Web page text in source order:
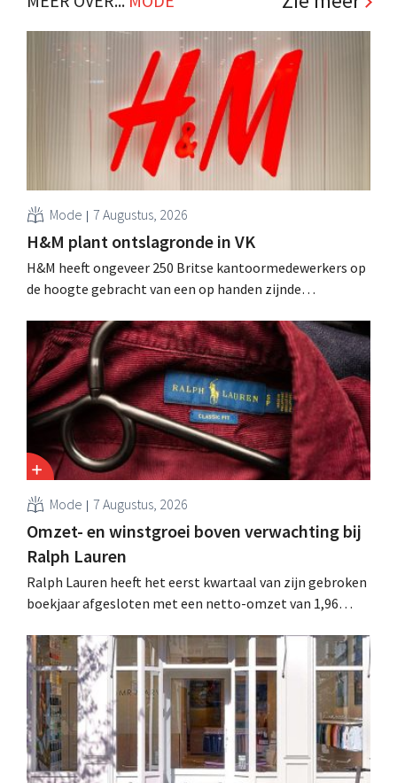
Mode 7 Augustus, 2026
H&M plant ontslagronde in VK
H&M heeft ongeveer 250 Britse kantoormedewerkers op
de hoogte gebracht van een op handen zijnde
sanering volgt op eerdere ingrepen in Nederland, België
en Spanje waarbij al honderden jobs verloren gingen.
Mode 7 Augustus, 2026
Omzet- en winstgroei boven verwachting bij
Ralph Lauren
Ralph Lauren heeft het eerst kwartaal van zijn gebroken
boekjaar afgesloten met een netto-omzet van 1,96
is dan een jaar eerder. Na die beter dan verwachte start
verhoogt het bedrijf ook zijn vooruitzichten voor het
volledige boekjaar.